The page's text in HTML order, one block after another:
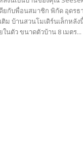
ยกับพื่อนสมาชิก พิกัด อุดร
ติม บ้านสวนโมเดิร์นเล็กหลั
นตัว ขนาดตัวบ้าน 8 เมตร...